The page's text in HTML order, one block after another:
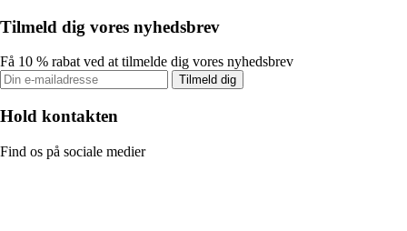
Tilmeld dig vores nyhedsbrev
Få 10 % rabat ved at tilmelde dig vores nyhedsbrev
Tilmeld dig
Hold kontakten
Find os på sociale medier